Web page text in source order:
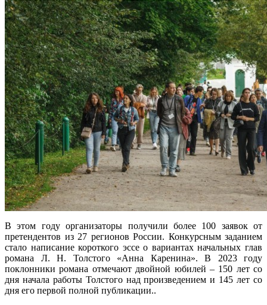
В этом году организаторы получили более 100 заявок от
претендентов из 27 регионов России. Конкурсным заданием
стало написание короткого эссе о вариантах начальных глав
романа Л. Н. Толстого «Анна Каренина». В 2023 году
поклонники романа отмечают двойной юбилей – 150 лет со
дня начала работы Толстого над произведением и 145 лет со
дня его первой полной публикации..